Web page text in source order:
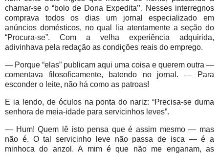
chamar-se o “bolo de Dona Expedita’’. Nesses interregnos
comprava todos os dias um jornal especializado em
anúncios domésticos, no qual lia atentamente a seção do
“Procura-se”. Com a velha experiência adquirida,
adivinhava pela redação as condições reais do emprego.
— Porque “elas” publicam aqui uma coisa e querem outra —
comentava filosoficamente, batendo no jornal. — Para
esconder o leite, não há como as patroas!
E ia lendo, de óculos na ponta do nariz: “Precisa-se duma
senhora de meia-idade para servicinhos leves”.
— Hum! Quem lê isto pensa que é assim mesmo — mas
não é. O tal servicinho leve não passa de isca — é a
minhoca do anzol. A mim é que não me enganam, as